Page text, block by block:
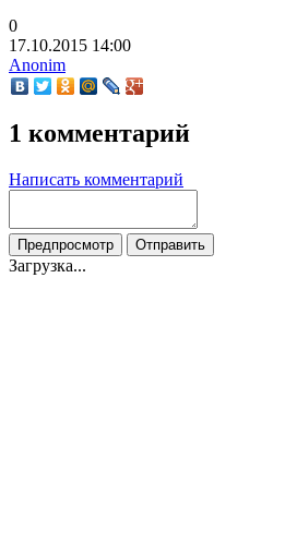
0
17.10.2015 14:00
Anonim
1 комментарий
Написать комментарий
Загрузка...